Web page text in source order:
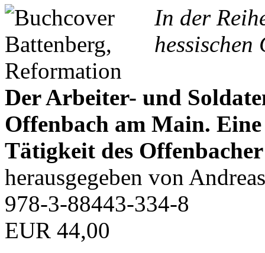
In der
hessischen
Der Arbeiter- und
Offenbach am Main.
Tätigkeit des
herausgegeben von
978-3-88443-334-8
EUR 44,00